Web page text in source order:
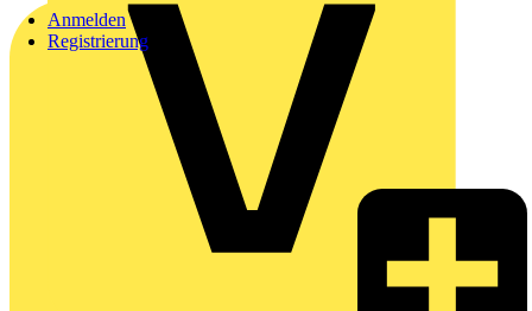
Anmelden
Registrierung